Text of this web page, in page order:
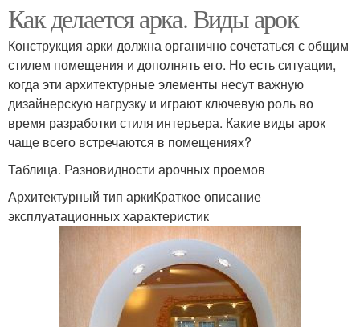
Как делается арка. Виды арок
Конструкция арки должна органично сочетаться с общим
стилем помещения и дополнять его. Но есть ситуации,
когда эти архитектурные элементы несут важную
дизайнерскую нагрузку и играют ключевую роль во
время разработки стиля интерьера. Какие виды арок
чаще всего встречаются в помещениях?
Таблица. Разновидности арочных проемов
Архитектурный тип аркиКраткое описание
эксплуатационных характеристик